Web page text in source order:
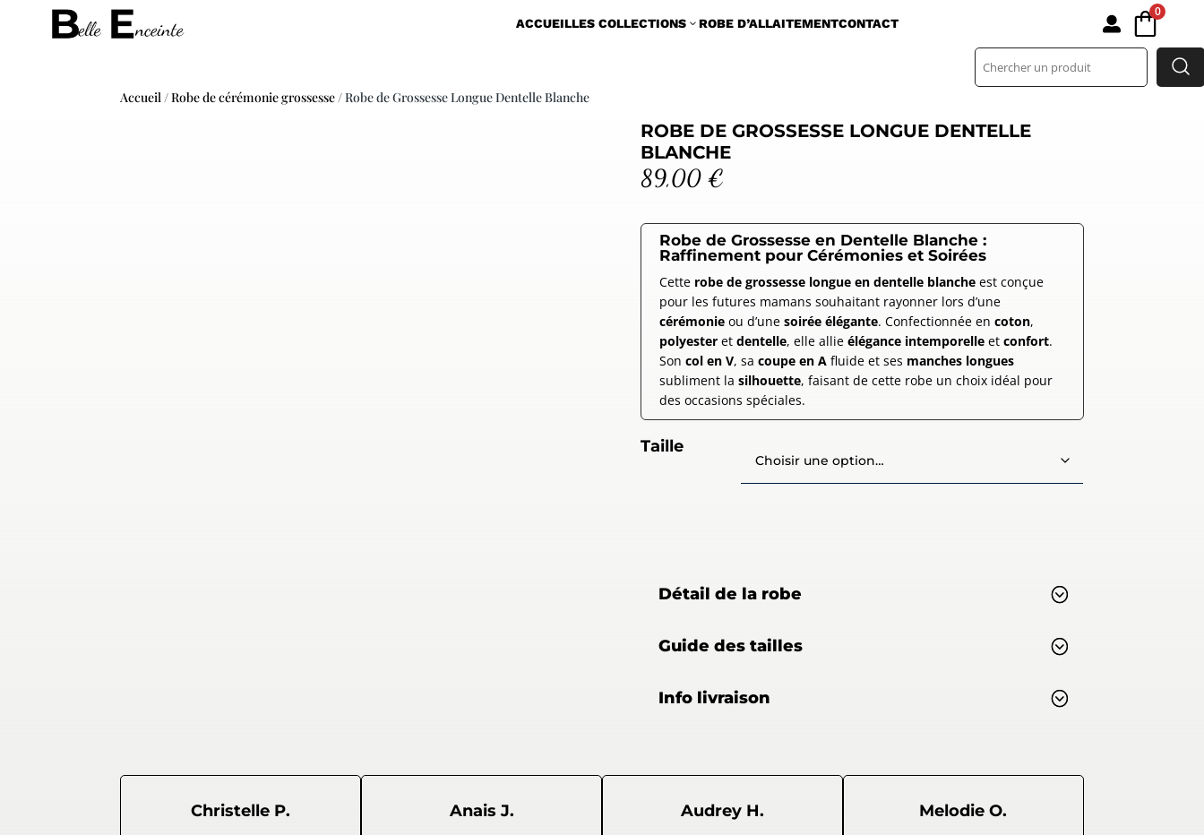
ACCUEILLES COLLECTIONS 3 ROBE D’ALLAITEMENTCONTACT 
0
Accueil/Robe de cérémonie grossesse/ Robe de Grossesse Longue Dentelle Blanche
ROBE DE GROSSESSE LONGUE DENTELLE
BLANCHE
89,00 €
Robe de Grossesse en Dentelle Blanche :
Raffinement pour Cérémonies et Soirées
Cette robe de grossesse longue en dentelle blancheest conçue
pour les futures mamans souhaitant rayonner lors d’une
cérémonieou d’une soirée élégante. Confectionnée en coton,
polyesteret dentelle, elle allie élégance intemporelleet confort.
Son col en V, sa coupe en Afluide et ses manches longues
subliment la silhouette, faisant de cette robe un choix idéal pour
des occasions spéciales.
Taille
Détail de la robe
Guide des tailles
Info livraison
Christelle P. Anais J. Audrey H. Melodie O.